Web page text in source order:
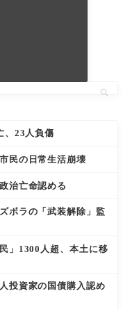
、23人負傷
民の日常生活崩壊
治亡命認める
ボラの「武装解除」監
」1300人超、本土に移
投資家の国債購入認め